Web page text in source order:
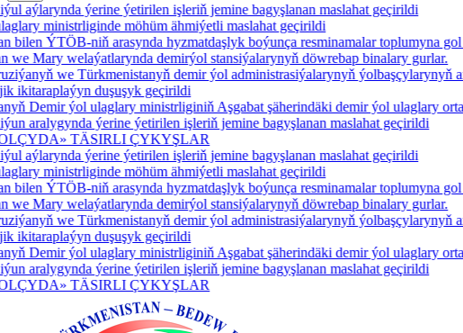
ýerine ýetirilen işleriň jemine bagyşlanan maslahat geçirildi
ministrliginde möhüm ähmiýetli maslahat geçirildi
ÝTÖB-niň arasynda hyzmatdaşlyk boýunça resminamalar toplumyna gol
Mary welaýatlarynda demirýol stansiýalarynyň döwrebap binalary gurlar.
we Türkmenistanyň demir ýol administrasiýalarynyň ýolbaşçylarynyň
duşuşyk geçirildi
ýol ulaglary ministrliginiň Aşgabat şäherindäki demir ýol ulaglary orta
ýerine ýetirilen işleriň jemine bagyşlanan maslahat geçirildi
TÄSIRLI ÇYKYŞLAR
ýerine ýetirilen işleriň jemine bagyşlanan maslahat geçirildi
ministrliginde möhüm ähmiýetli maslahat geçirildi
ÝTÖB-niň arasynda hyzmatdaşlyk boýunça resminamalar toplumyna gol
Mary welaýatlarynda demirýol stansiýalarynyň döwrebap binalary gurlar.
we Türkmenistanyň demir ýol administrasiýalarynyň ýolbaşçylarynyň
duşuşyk geçirildi
ýol ulaglary ministrliginiň Aşgabat şäherindäki demir ýol ulaglary orta
ýerine ýetirilen işleriň jemine bagyşlanan maslahat geçirildi
TÄSIRLI ÇYKYŞLAR